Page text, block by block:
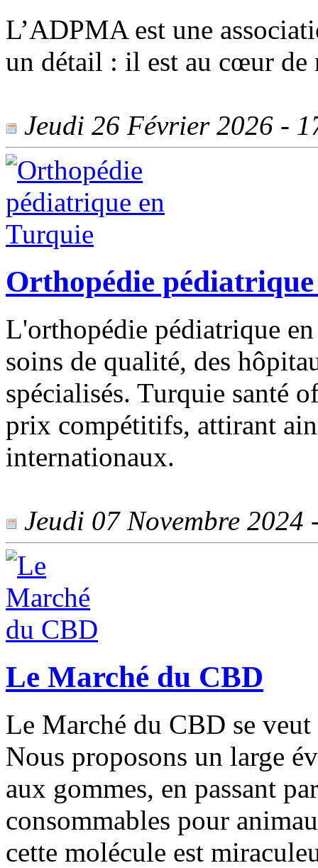
L’ADPMA est une
un détail : il est au cœur de
Jeudi 26 Février 2026 -
Orthopédie
L'orthopédie pédiatrique
soins de qualité, des
spécialisés. Turquie santé
prix compétitifs, attirant
internationaux.
Jeudi 07 Novembre 2024
Le Marché du CBD
Le Marché du CBD se
Nous proposons un large
aux gommes, en passant
consommables pour
cette molécule est